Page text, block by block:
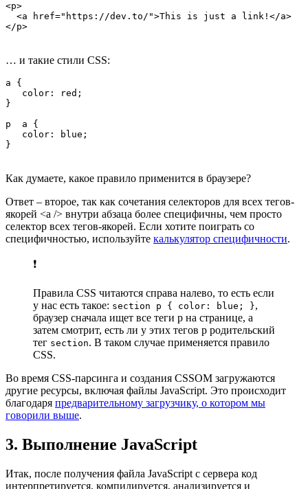
<p>
  <a href="https://dev.to/">This is just a link!</a>
</p>
… и такие стили CSS:
a {
   color: red;
}
p  a {
   color: blue;
}
Как думаете, какое правило применится в браузере?
Ответ – второе, так как сочетания селекторов для всех тегов-
якорей <a /> внутри абзаца более специфичны, чем просто
селектор всех тегов-якорей. Если хотите поиграть со
специфичностью, используйте калькулятор специфичности.
❗️
Правила CSS читаются справа налево, то есть если
у нас есть такое: section p { color: blue; },
браузер сначала ищет все теги p на странице, а
затем смотрит, есть ли у этих тегов p родительский
тег section. В таком случае применяется правило
CSS.
Во время CSS-парсинга и создания CSSOM загружаются
другие ресурсы, включая файлы JavaScript. Это происходит
благодаря предварительному загрузчику, о котором мы
говорили выше.
3. Выполнение JavaScript
Итак, после получения файла JavaScript с сервера код
интерпретируется, компилируется, анализируется и